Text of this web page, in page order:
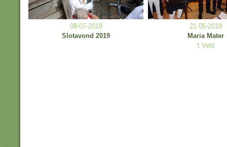
09-07-2019
Slotavond 2019
21-05-2019
Maria Mater
't Veld